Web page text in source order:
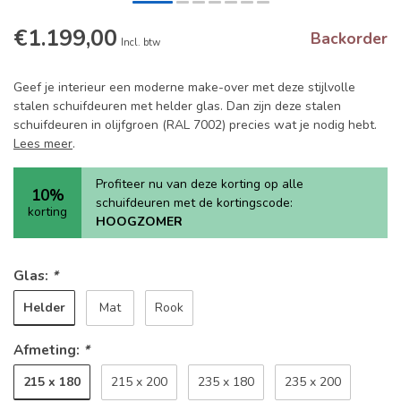
€1.199,00 Incl. btw Backorder
Geef je interieur een moderne make-over met deze stijlvolle
stalen schuifdeuren met helder glas. Dan zijn deze stalen
schuifdeuren in olijfgroen (RAL 7002) precies wat je nodig hebt.
Lees meer.
10%
korting
Profiteer nu van deze korting op alle
schuifdeuren met de kortingscode:
HOOGZOMER
Glas: *
Helder Mat Rook
Afmeting: *
215 x 180 215 x 200 235 x 180 235 x 200